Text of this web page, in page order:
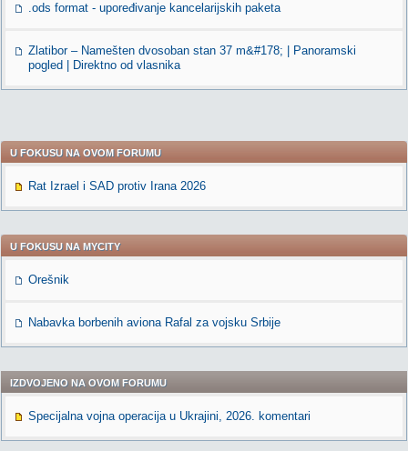
.ods format - upoređivanje kancelarijskih paketa
Zlatibor – Namešten dvosoban stan 37 m&#178; | Panoramski
pogled | Direktno od vlasnika
U FOKUSU NA OVOM FORUMU
Rat Izrael i SAD protiv Irana 2026
U FOKUSU NA MYCITY
Orešnik
Nabavka borbenih aviona Rafal za vojsku Srbije
IZDVOJENO NA OVOM FORUMU
Specijalna vojna operacija u Ukrajini, 2026. komentari